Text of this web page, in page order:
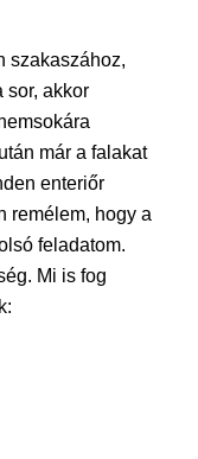
szakaszához,
sor, akkor
már a falakat
enteriőr
remélem, hogy a
feladatom.
Mi is fog